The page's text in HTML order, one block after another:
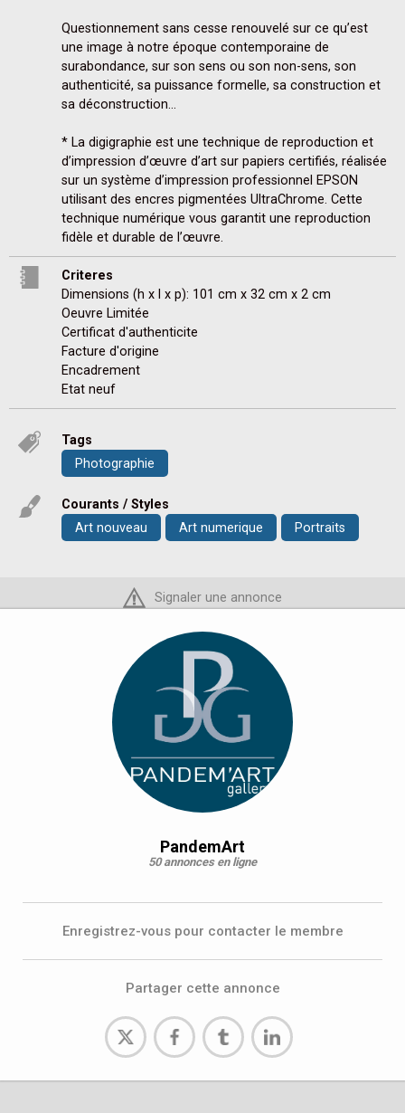
Questionnement sans cesse renouvelé sur ce qu’est
une image à notre époque contemporaine de
surabondance, sur son sens ou son non-sens, son
authenticité, sa puissance formelle, sa construction et
sa déconstruction…
* La digigraphie est une technique de reproduction et
d’impression d’œuvre d’art sur papiers certifiés, réalisée
sur un système d’impression professionnel EPSON
utilisant des encres pigmentées UltraChrome. Cette
technique numérique vous garantit une reproduction
fidèle et durable de l’œuvre.
Criteres
Dimensions (h x l x p): 101 cm x 32 cm x 2 cm
Oeuvre Limitée
Certificat d'authenticite
Facture d'origine
Encadrement
Etat neuf
Tags
Photographie
Courants / Styles
Art nouveau
Art numerique Portraits
Signaler une annonce
PandemArt
50 annonces en ligne
Enregistrez-vous pour contacter le membre
Partager cette annonce